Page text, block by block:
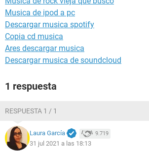
Musica de ipod a pc
Descargar musica spotify
Copia cd musica
Ares descargar musica
Descargar musica de soundcloud
1 respuesta
RESPUESTA 1 / 1
Laura García 9.719
31 jul 2021 a las 18:13